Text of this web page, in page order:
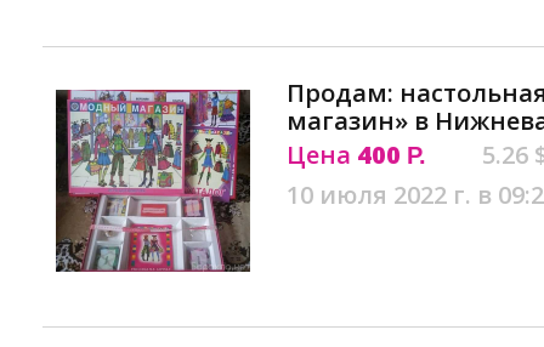
Продам:
магазин» в
Цена 400 Р.
5.26
10 июля 2022 г. в